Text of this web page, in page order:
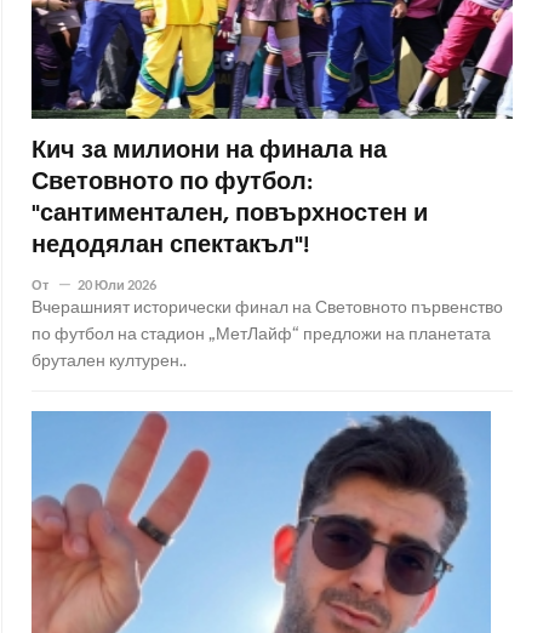
Кич за милиони на финала на
Световното по футбол:
"сантиментален, повърхностен и
недодялан спектакъл"!
От 20 Юли 2026
Вчерашният исторически финал на Световното първенство
по футбол на стадион „МетЛайф“ предложи на планетата
брутален културен..